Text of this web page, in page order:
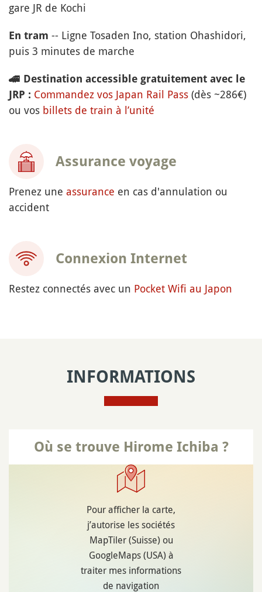
gare JR de Kochi
En tram -- Ligne Tosaden Ino, station Ohashidori,
puis 3 minutes de marche
🚄 Destination accessible gratuitement avec le
JRP : Commandez vos Japan Rail Pass (dès ~286€)
ou vos billets de train à l’unité
Assurance voyage
Prenez une assurance en cas d'annulation ou
accident
Connexion Internet
Restez connectés avec un Pocket Wifi au Japon
INFORMATIONS
Où se trouve Hirome Ichiba ?
Pour afficher la carte,
j’autorise les sociétés
MapTiler (Suisse) ou
GoogleMaps (USA) à
traiter mes informations
de navigation